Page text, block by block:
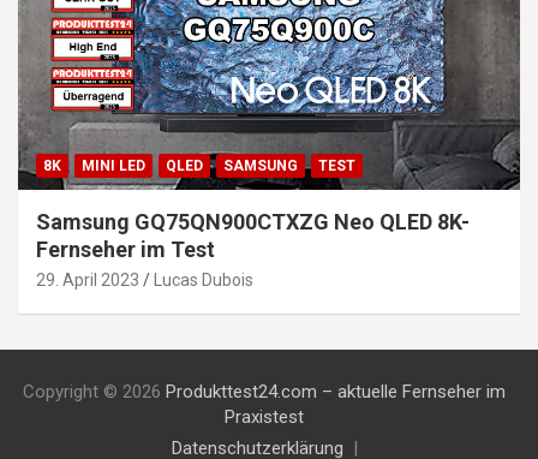
8K MINI LED QLED SAMSUNG TEST
Samsung GQ75QN900CTXZG Neo QLED 8K-
Fernseher im Test
29. April 2023 Lucas Dubois
Copyright © 2026 Produkttest24.com – aktuelle Fernseher im
Praxistest
Datenschutzerklärung